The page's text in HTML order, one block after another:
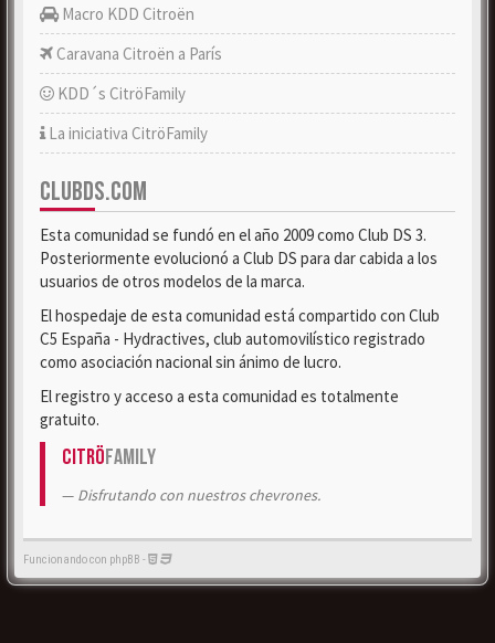
Macro KDD Citroën
Caravana Citroën a París
KDD´s CitröFamily
La iniciativa CitröFamily
CLUBDS.COM
Esta comunidad se fundó en el año 2009 como Club DS 3.
Posteriormente evolucionó a Club DS para dar cabida a los
usuarios de otros modelos de la marca.
El hospedaje de esta comunidad está compartido con Club
C5 España - Hydractives, club automovilístico registrado
como asociación nacional sin ánimo de lucro.
El registro y acceso a esta comunidad es totalmente
gratuito.
CitröFamily
Disfrutando con nuestros chevrones.
Funcionando con phpBB -